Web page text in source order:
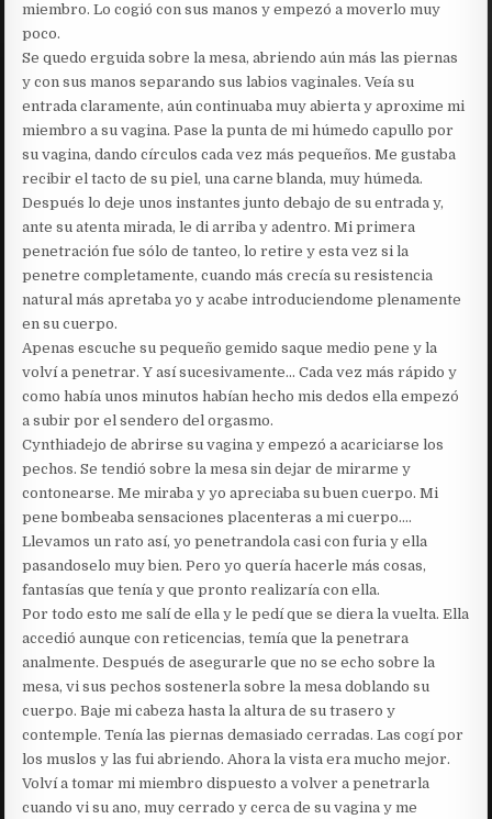
miembro. Lo cogió con sus manos y empezó a moverlo muy
poco.
Se quedo erguida sobre la mesa, abriendo aún más las piernas
y con sus manos separando sus labios vaginales. Veía su
entrada claramente, aún continuaba muy abierta y aproxime mi
miembro a su vagina. Pase la punta de mi húmedo capullo por
su vagina, dando círculos cada vez más pequeños. Me gustaba
recibir el tacto de su piel, una carne blanda, muy húmeda.
Después lo deje unos instantes junto debajo de su entrada y,
ante su atenta mirada, le di arriba y adentro. Mi primera
penetración fue sólo de tanteo, lo retire y esta vez si la
penetre completamente, cuando más crecía su resistencia
natural más apretaba yo y acabe introduciendome plenamente
en su cuerpo.
Apenas escuche su pequeño gemido saque medio pene y la
volví a penetrar. Y así sucesivamente… Cada vez más rápido y
como había unos minutos habían hecho mis dedos ella empezó
a subir por el sendero del orgasmo.
Cynthiadejo de abrirse su vagina y empezó a acariciarse los
pechos. Se tendió sobre la mesa sin dejar de mirarme y
contonearse. Me miraba y yo apreciaba su buen cuerpo. Mi
pene bombeaba sensaciones placenteras a mi cuerpo….
Llevamos un rato así, yo penetrandola casi con furia y ella
pasandoselo muy bien. Pero yo quería hacerle más cosas,
fantasías que tenía y que pronto realizaría con ella.
Por todo esto me salí de ella y le pedí que se diera la vuelta. Ella
accedió aunque con reticencias, temía que la penetrara
analmente. Después de asegurarle que no se echo sobre la
mesa, vi sus pechos sostenerla sobre la mesa doblando su
cuerpo. Baje mi cabeza hasta la altura de su trasero y
contemple. Tenía las piernas demasiado cerradas. Las cogí por
los muslos y las fui abriendo. Ahora la vista era mucho mejor.
Volví a tomar mi miembro dispuesto a volver a penetrarla
cuando vi su ano, muy cerrado y cerca de su vagina y me